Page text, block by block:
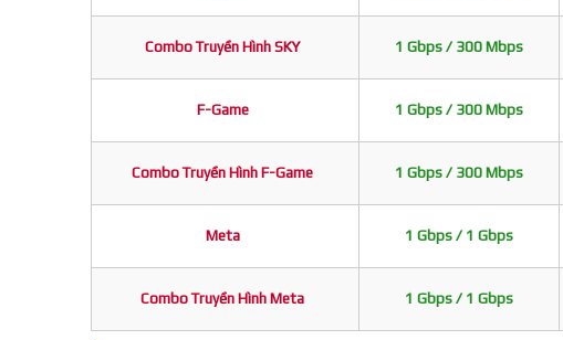
Combo Truyền Hình SKY 1 Gbps / 300 Mbps
F-Game 1 Gbps / 300 Mbps
Combo Truyền Hình F-Game 1 Gbps / 300 Mbps
Meta 1 Gbps / 1 Gbps
Combo Truyền Hình Meta 1 Gbps / 1 Gbps